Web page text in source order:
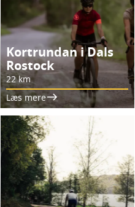
Kortrundan i Dals
Rostock
22 km
Læs mere